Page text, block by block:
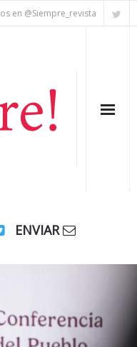
en @Siempre_revista
ENVIAR